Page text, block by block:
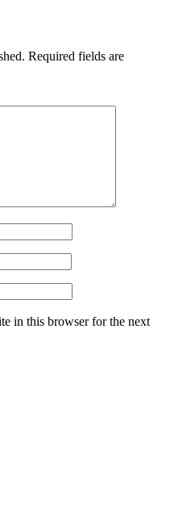
Required fields are
in this browser for the next